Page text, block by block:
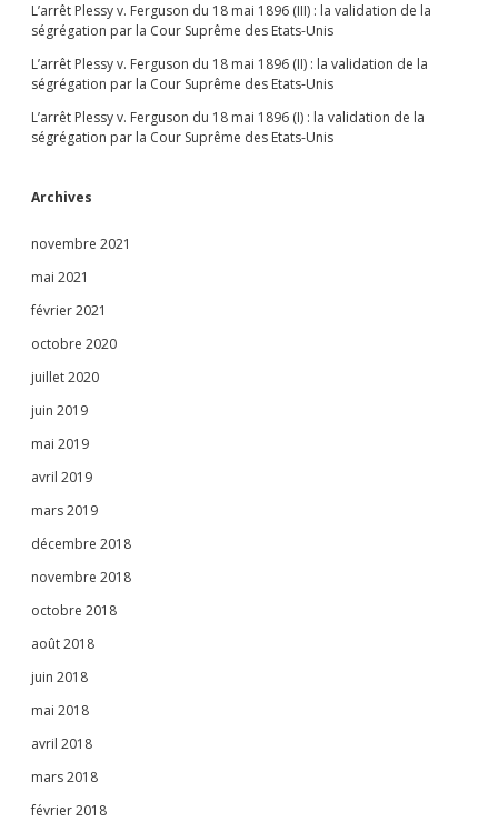
L’arrêt Plessy v. Ferguson du 18 mai 1896 (III) : la validation de la
ségrégation par la Cour Suprême des Etats-Unis
L’arrêt Plessy v. Ferguson du 18 mai 1896 (II) : la validation de la
ségrégation par la Cour Suprême des Etats-Unis
L’arrêt Plessy v. Ferguson du 18 mai 1896 (I) : la validation de la
ségrégation par la Cour Suprême des Etats-Unis
Archives
novembre 2021
mai 2021
février 2021
octobre 2020
juillet 2020
juin 2019
mai 2019
avril 2019
mars 2019
décembre 2018
novembre 2018
octobre 2018
août 2018
juin 2018
mai 2018
avril 2018
mars 2018
février 2018